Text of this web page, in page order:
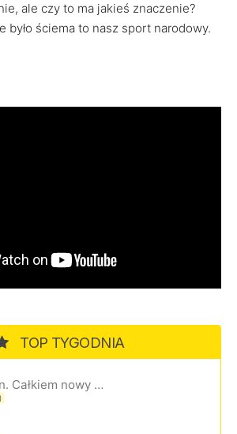
ale czy to ma jakieś znaczenie?
było ściema to nasz sport narodowy.
TOP TYGODNIA
Spider-Man. Całkiem nowy dzień